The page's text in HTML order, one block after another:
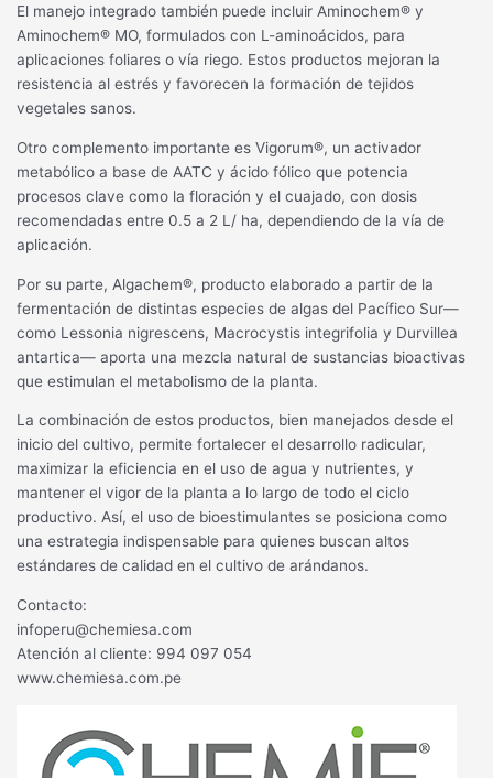
El manejo integrado también puede incluir Aminochem® y
Aminochem® MO, formulados con L-aminoácidos, para
aplicaciones foliares o vía riego. Estos productos mejoran la
resistencia al estrés y favorecen la formación de tejidos
vegetales sanos.
Otro complemento importante es Vigorum®, un activador
metabólico a base de AATC y ácido fólico que potencia
procesos clave como la floración y el cuajado, con dosis
recomendadas entre 0.5 a 2 L/ ha, dependiendo de la vía de
aplicación.
Por su parte, Algachem®, producto elaborado a partir de la
fermentación de distintas especies de algas del Pacífico Sur—
como Lessonia nigrescens, Macrocystis integrifolia y Durvillea
antartica— aporta una mezcla natural de sustancias bioactivas
que estimulan el metabolismo de la planta.
La combinación de estos productos, bien manejados desde el
inicio del cultivo, permite fortalecer el desarrollo radicular,
maximizar la eficiencia en el uso de agua y nutrientes, y
mantener el vigor de la planta a lo largo de todo el ciclo
productivo. Así, el uso de bioestimulantes se posiciona como
una estrategia indispensable para quienes buscan altos
estándares de calidad en el cultivo de arándanos.
Contacto:
infoperu@chemiesa.com
Atención al cliente: 994 097 054
www.chemiesa.com.pe